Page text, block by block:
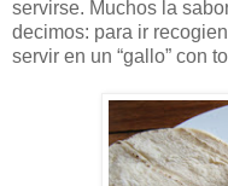
servirse. Muchos la
decimos: para ir
servir en un “gallo” con